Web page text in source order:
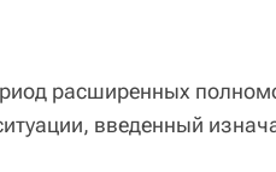
расширенных
введенный